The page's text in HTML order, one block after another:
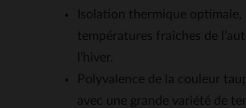
Isolation thermique optimale,
températures fraîches de
l’hiver.
Polyvalence de la couleur
avec une grande variété de